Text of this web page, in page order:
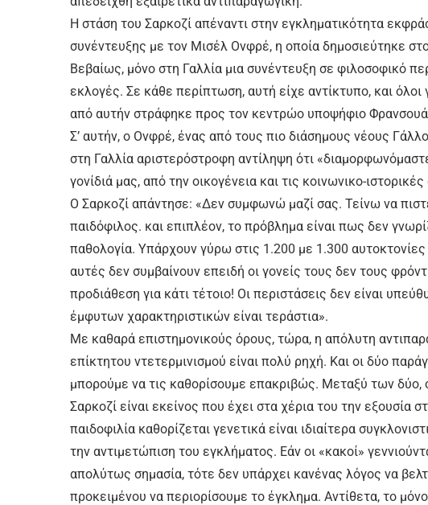
Η στάση του Σαρκοζί απέναντι στην εγκληματικότητα
συνέντευξης με τον Μισέλ Ονφρέ, η οποία δημοσιεύτηκε
Βεβαίως, μόνο στη Γαλλία μια συνέντευξη σε φιλοσοφικό
εκλογές. Σε κάθε περίπτωση, αυτή είχε αντίκτυπο, και
από αυτήν στράφηκε προς τον κεντρώο υποψήφιο
Σ’ αυτήν, ο Ονφρέ, ένας από τους πιο διάσημους νέους
στη Γαλλία αριστερόστροφη αντίληψη ότι
γονίδιά μας, από την οικογένεια και τις κοινωνικο-
Ο Σαρκοζί απάντησε: «Δεν συμφωνώ μαζί σας. Τείνω να
παιδόφιλος. και επιπλέον, το πρόβλημα είναι πως δεν
παθολογία. Υπάρχουν γύρω στις 1.200 με 1.300
αυτές δεν συμβαίνουν επειδή οι γονείς τους δεν τους
προδιάθεση για κάτι τέτοιο! Οι περιστάσεις δεν είναι
έμφυτων χαρακτηριστικών είναι τεράστια».
Με καθαρά επιστημονικούς όρους, τώρα, η απόλυτη
επίκτητου ντετερμινισμού είναι πολύ ρηχή. Και οι δύο
μπορούμε να τις καθορίσουμε επακριβώς. Μεταξύ των
Σαρκοζί είναι εκείνος που έχει στα χέρια του την
παιδοφιλία καθορίζεται γενετικά είναι ιδιαίτερα
την αντιμετώπιση του εγκλήματος. Εάν οι «κακοί»
απολύτως σημασία, τότε δεν υπάρχει κανένας λόγος να
προκειμένου να περιορίσουμε το έγκλημα. Αντίθετα, το